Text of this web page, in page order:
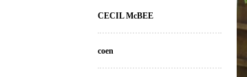
CECIL McBEE
coen